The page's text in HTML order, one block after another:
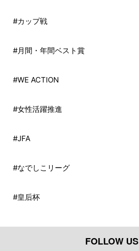
#カップ戦
#月間・年間ベスト賞
#WE ACTION
#女性活躍推進
#JFA
#なでしこリーグ
#皇后杯
FOLLOW US